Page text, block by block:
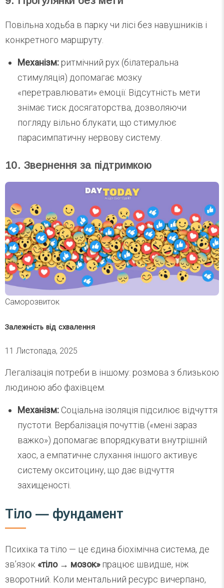
Повільна ходьба в парку чи лісі без навушників і
конкретного маршруту.
Механізм: ритмічний рух (білатеральна
стимуляція) допомагає мозку
«перетравлювати» емоції. Відсутність мети
знімає тиск досягаторства, дозволяючи
погляду вільно блукати, що стимулює
парасимпатичну нервову систему.
10. Звернення за підтримкою
Саморозвиток
Залежність від схвалення
11 Листопада, 2025
Легалізація потреби в іншому: розмова з близькою
людиною або фахівцем.
Механізм: Соціальна ізоляція підсилює відчуття
пустоти. Вербалізація почуттів («мені зараз
важко») допомагає впорядкувати внутрішній
хаос, а емпатичне слухання іншого активує
систему окситоцину, що дає відчуття
захищеності.
Тіло — фундамент
Психіка та тіло — це єдина біохімічна система, де
зв’язок «тіло → мозок»працює швидше, ніж
зворотний. Коли ментальний ресурс вичерпано,